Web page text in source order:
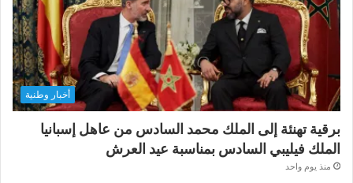
أخبار وطنية
برقية تهنئة إلى الملك محمد السادس من عاهل إسبانيا
الملك فيليبي السادس بمناسبة عيد العرش
منذ يوم واحد